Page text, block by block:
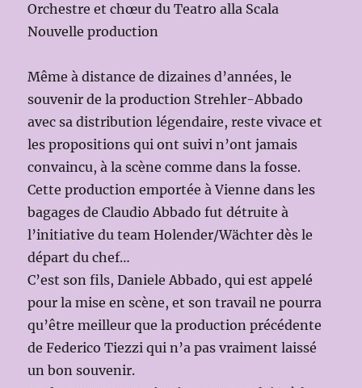
Orchestre et chœur du Teatro alla Scala
Nouvelle production
Même à distance de dizaines d’années, le
souvenir de la production Strehler-Abbado
avec sa distribution légendaire, reste vivace et
les propositions qui ont suivi n’ont jamais
convaincu, à la scène comme dans la fosse.
Cette production emportée à Vienne dans les
bagages de Claudio Abbado fut détruite à
l’initiative du team Holender/Wächter dès le
départ du chef…
C’est son fils, Daniele Abbado, qui est appelé
pour la mise en scène, et son travail ne pourra
qu’être meilleur que la production précédente
de Federico Tiezzi qui n’a pas vraiment laissé
un bon souvenir.